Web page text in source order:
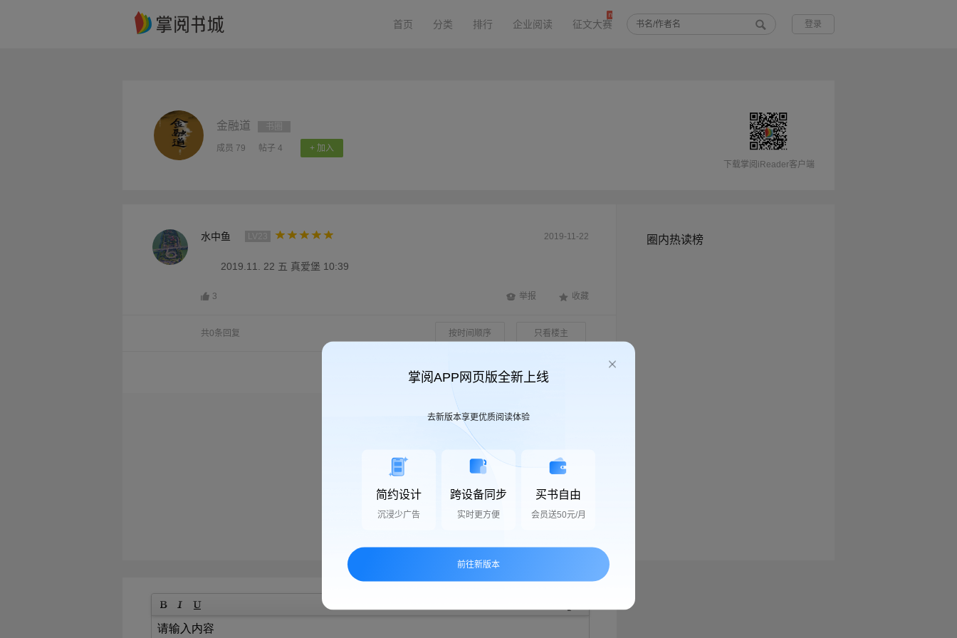
首页 分类 排行 企业阅读 征文大赛 登录
金融道
成员 79 帖子 4
+ 加入
下载掌阅iReader客户端
水中鱼 2019-11-22
2019.11. 22 五 真爱堡 10:39
3 举报 收藏
共0条回复 按时间顺序 只看楼主
圈内热读榜
掌阅APP网页版全新上线
去新版本享更优质阅读体验
简约设计
沉浸少广告
跨设备同步
实时更方便
买书自由
会员送50元/月
前往新版本